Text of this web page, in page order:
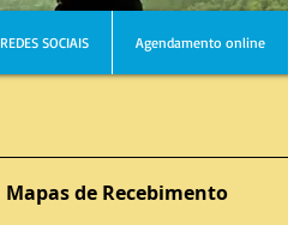
REDES SOCIAIS Agendamento online
Mapas de Recebimento